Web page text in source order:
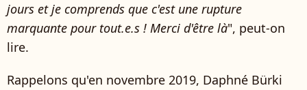
jours et je comprends que c'est une rupture
marquante pour tout.e.s ! Merci d'être là", peut-on
lire.
Rappelons qu'en novembre 2019, Daphné Bürki